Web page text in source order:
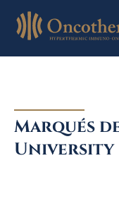
Marqués
University